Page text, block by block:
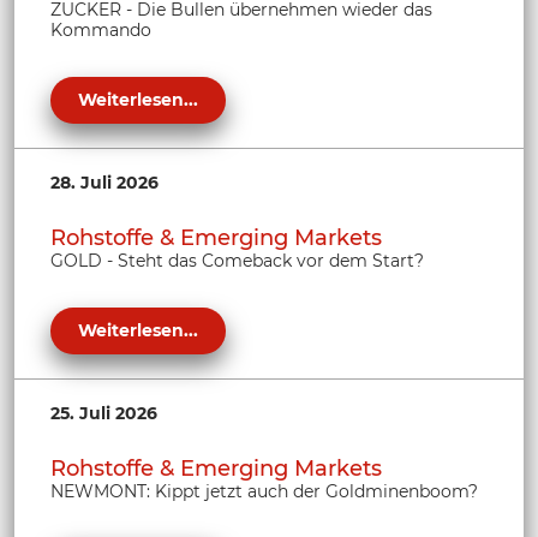
ZUCKER - Die Bullen übernehmen wieder das
Kommando
Weiterlesen...
28. Juli 2026
Rohstoffe & Emerging Markets
GOLD - Steht das Comeback vor dem Start?
Weiterlesen...
25. Juli 2026
Rohstoffe & Emerging Markets
NEWMONT: Kippt jetzt auch der Goldminenboom?